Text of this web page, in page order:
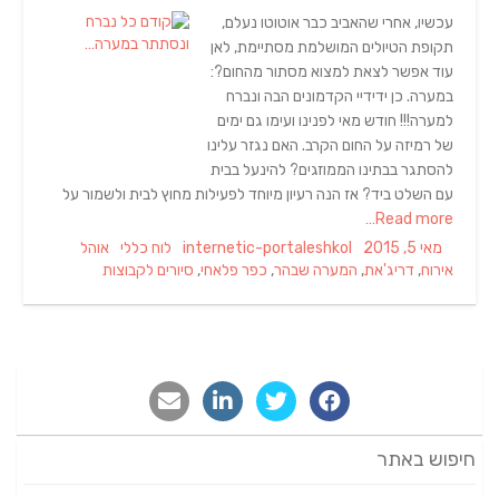
עכשיו, אחרי שהאביב כבר אוטוטו נעלם,
תקופת הטיולים המושלמת מסתיימת, לאן
עוד אפשר לצאת למצוא מסתור מהחום?:
במערה. כן ידידיי הקדמונים הבה ונברח
למערה!!! חודש מאי לפנינו ועימו גם ימים
של רמיזה על החום הקרב. האם נגזר עלינו
להסתגר בבתינו הממוזגים? להינעל בבית
עם השלט ביד? אז הנה רעיון מיוחד לפעילות מחוץ לבית ולשמור על
Read more…
Posted
on
מאי 5, 2015 Author
internetic-portaleshkol
Categories
לוח כללי Tags
אוהל
אירוח, דריג'את, המערה שבהר, כפר פלאחי, סיורים לקבוצות
חיפוש באתר